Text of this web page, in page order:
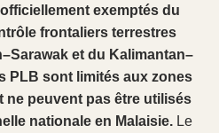
exemptés du
frontaliers terrestres
et du Kalimantan–
PLB sont limités aux zones
ne peuvent pas être utilisés
nationale en Malaisie. Le